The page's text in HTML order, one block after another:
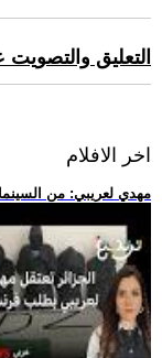
التعليق
اخر الافلام
.. مهدي لعريبي: من